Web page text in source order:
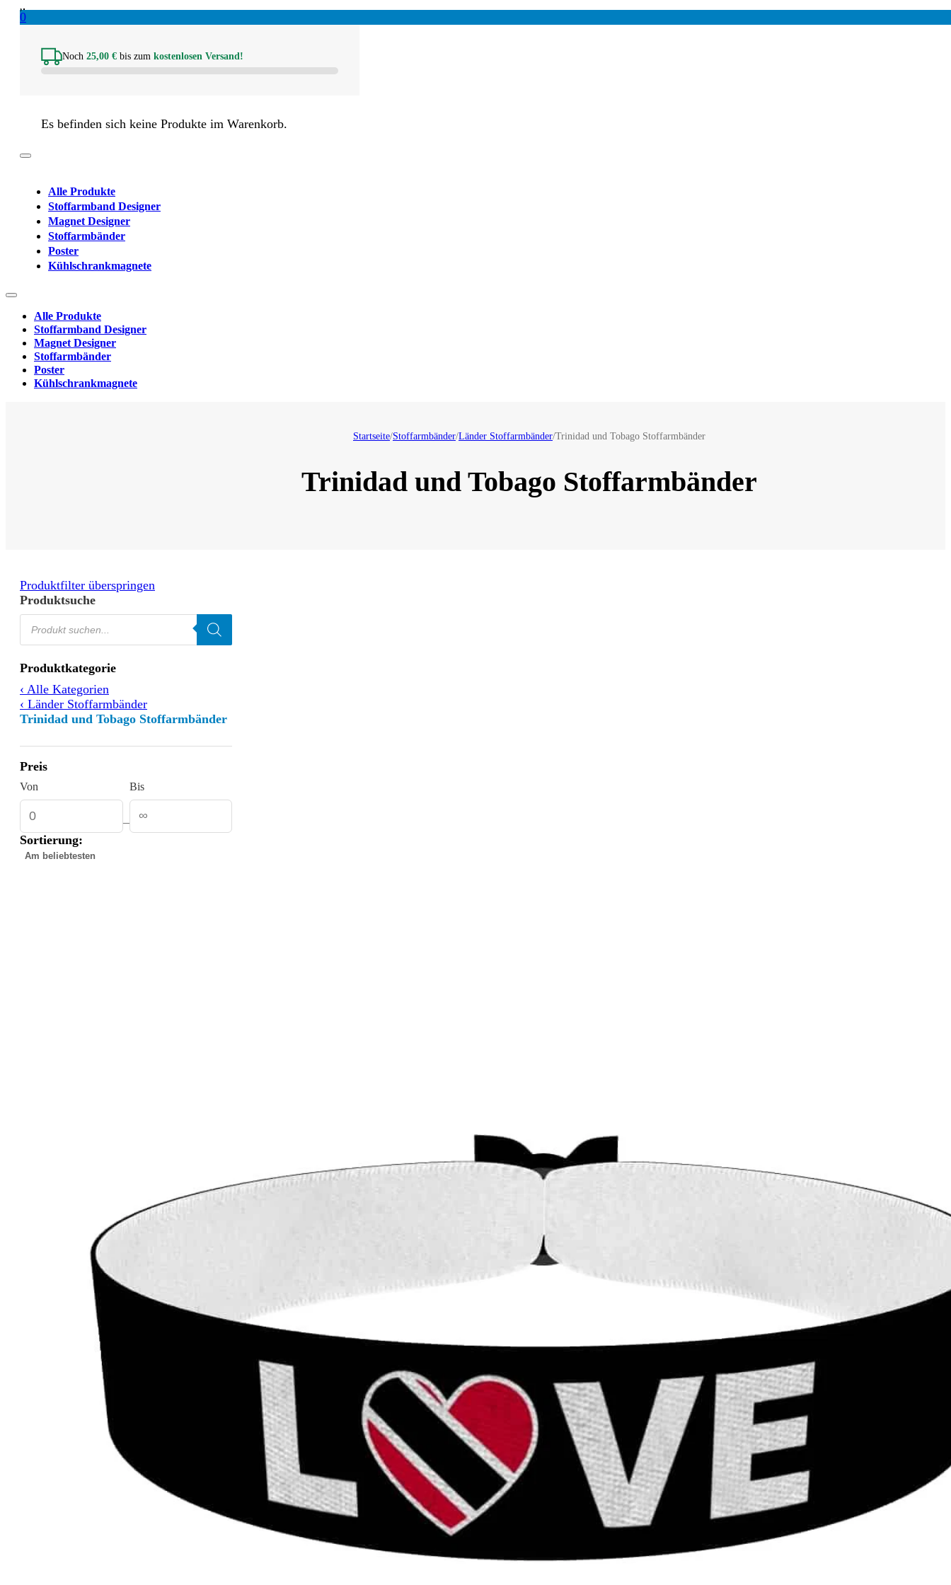
0
Noch 25,00 € bis zum kostenlosen Versand!
Es befinden sich keine Produkte im Warenkorb.
Alle Produkte
Stoffarmband Designer
Magnet Designer
Stoffarmbänder
Poster
Kühlschrankmagnete
Alle Produkte
Stoffarmband Designer
Magnet Designer
Stoffarmbänder
Poster
Kühlschrankmagnete
Startseite/Stoffarmbänder/Länder Stoffarmbänder/Trinidad und Tobago Stoffarmbänder
Trinidad und Tobago Stoffarmbänder
Produktfilter überspringen
Produktsuche
Products
search
Filtern
nach
Produktkategorie
‹ Alle Kategorien
‹ Länder Stoffarmbänder
Trinidad und Tobago Stoffarmbänder
Preis
Von
–
Bis
Sortierung: